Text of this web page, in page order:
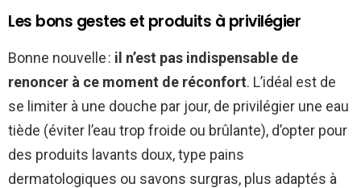
Les bons gestes et produits à privilégier
Bonne nouvelle : il n’est pas indispensable de
renoncer à ce moment de réconfort. L’idéal est de
se limiter à une douche par jour, de privilégier une eau
tiède (éviter l’eau trop froide ou brûlante), d’opter pour
des produits lavants doux, type pains
dermatologiques ou savons surgras, plus adaptés à